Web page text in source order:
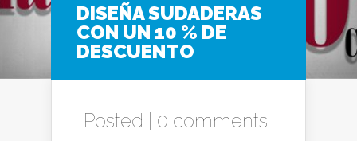
DISEÑA SUDADERAS
CON UN 10 % DE
DESCUENTO
Posted | 0 comments